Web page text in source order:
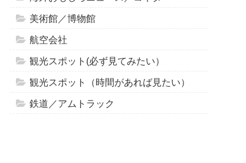
美術館／博物館
航空会社
観光スポット(必ず見てみたい）
観光スポット（時間があれば見たい）
鉄道／アムトラック